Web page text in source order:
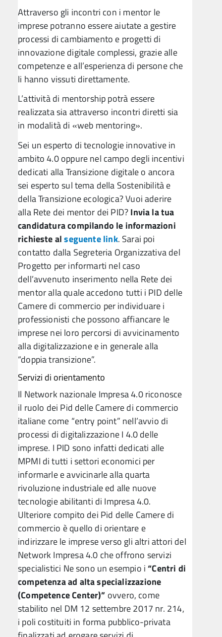
Attraverso gli incontri con i mentor le
imprese potranno essere aiutate a gestire
processi di cambiamento e progetti di
innovazione digitale complessi, grazie alle
competenze e all’esperienza di persone che
li hanno vissuti direttamente.
L’attività di mentorship potrà essere
realizzata sia attraverso incontri diretti sia
in modalità di «web mentoring».
Sei un esperto di tecnologie innovative in
ambito 4.0 oppure nel campo degli incentivi
dedicati alla Transizione digitale o ancora
sei esperto sul tema della Sostenibilità e
della Transizione ecologica? Vuoi aderire
alla Rete dei mentor dei PID?Invia la tua
candidatura compilando le informazioni
richieste alseguente link. Sarai poi
contatto dalla Segreteria Organizzativa del
Progetto per informarti nel caso
dell’avvenuto inserimento nella Rete dei
mentor alla quale accedono tutti i PID delle
Camere di commercio per individuare i
professionisti che possono affiancare le
imprese nei loro percorsi di avvicinamento
alla digitalizzazione e in generale alla
“doppia transizione”.
Servizi di orientamento
Il Network nazionale Impresa 4.0 riconosce
il ruolo dei Pid delle Camere di commercio
italiane come “entry point” nell’avvio di
processi di digitalizzazione I 4.0 delle
imprese. I PID sono infatti dedicati alle
MPMI di tutti i settori economici per
informarle e avvicinarle alla quarta
rivoluzione industriale ed alle nuove
tecnologie abilitanti di Impresa 4.0.
Ulteriore compito dei Pid delle Camere di
commercio è quello di orientare e
indirizzare le imprese verso gli altri attori del
Network Impresa 4.0 che offrono servizi
specialistici Ne sono un esempio i“Centri di
competenza ad alta specializzazione
(Competence Center)” ovvero, come
stabilito nel DM 12 settembre 2017 nr. 214,
i poli costituiti in forma pubblico-privata